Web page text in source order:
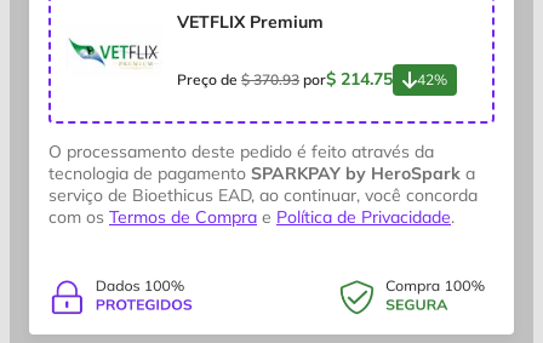
VETFLIX Premium
Preço de $ 370.93 por$ 214.75 42%
O processamento deste pedido é feito através da
tecnologia de pagamento SPARKPAY by HeroSpark a
serviço de Bioethicus EAD, ao continuar, você concorda
com os Termos de Compra e Política de Privacidade.